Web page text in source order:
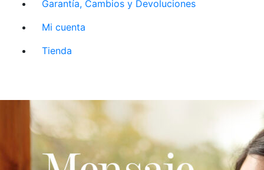
Garantía, Cambios y Devoluciones
Mi cuenta
Tienda